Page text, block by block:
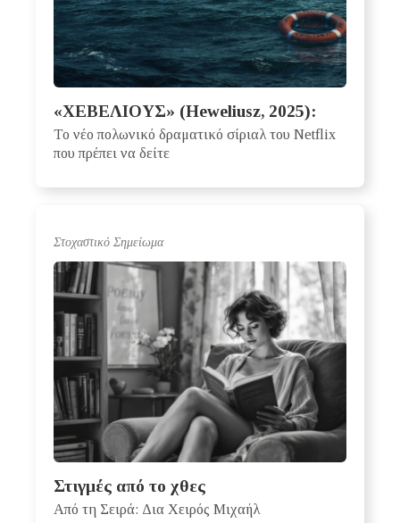
«ΧΕΒΕΛΙΟΥΣ» (Heweliusz, 2025):
Το νέο πολωνικό δραματικό σίριαλ του Netflix
που πρέπει να δείτε
Στοχαστικό Σημείωμα
Στιγμές από το χθες
Από τη Σειρά: Δια Χειρός Μιχαήλ